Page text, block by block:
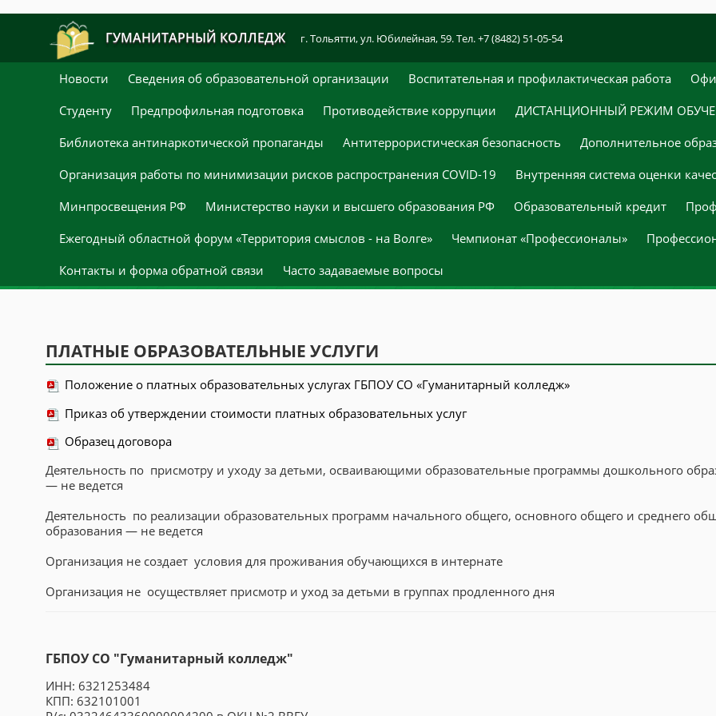
ГУМАНИТАРНЫЙ КОЛЛЕДЖ г. Тольятти, ул. Юбилейная, 59. Тел. +7 (8482) 51-05-54
Новости Сведения об образовательной организации Воспитательная и профилактическая работа
Студенту
Предпрофильная подготовка Противодействие коррупции
ДИСТАНЦИОННЫЙ РЕЖИМ
Библиотека антинаркотической пропаганды
Антитеррористическая безопасность
Дополнительное
Организация работы по минимизации рисков распространения COVID-19
Внутренняя система оценки
Минпросвещения РФ
Министерство науки и высшего образования РФ Образовательный кредит
Ежегодный областной форум «Территория смыслов - на Волге»
Чемпионат «Профессионалы»
Контакты и форма обратной связи
Часто задаваемые вопросы
ПЛАТНЫЕ ОБРАЗОВАТЕЛЬНЫЕ УСЛУГИ
Положение о платных образовательных услугах ГБПОУ СО «Гуманитарный колледж»
Приказ об утверждении стоимости платных образовательных услуг
Образец договора
Деятельность по присмотру и уходу за детьми, осваивающими образовательные программы дошкольного
— не ведется
Деятельность по реализации образовательных программ начального общего, основного общего и среднего
образования — не ведется
Организация не создает условия для проживания обучающихся в интернате
Организация не осуществляет присмотр и уход за детьми в группах продленного дня
ГБПОУ СО "Гуманитарный колледж"
ИНН: 6321253484
КПП: 632101001